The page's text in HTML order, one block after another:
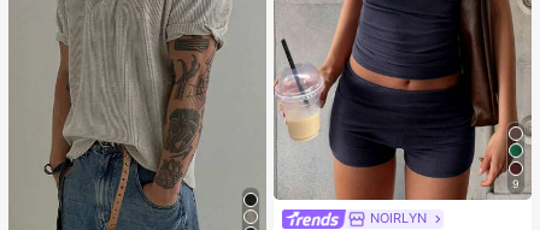
9
NOIRLYN
#1 TOP 3위